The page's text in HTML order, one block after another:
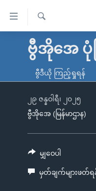
လွယ်ကူ
သည့်
မူလစာမျက်နှာ
ကမ္ဘာ့သတင်းများ
နိုင်ငံတကာ
အမေရိကန်
တရုတ်
အစ္စရေး-ပါလက်စတိုင်း
သတင်းလွတ်လပ်ခွင့်
ရပ်ဝန်းတခု လမ်းတခု အ
အင်္ဂလိပ်စာလေ့လာမယ်
အမေရိကန်သုံးအီဒီယံ
အပတ်စဉ်ကဏ္ဍများ
ရှာဖွေ
ရ
ဗွီအိုအေ ပုံ
ဗွီဒီယို ကြည့်ရှုရန်
၂၉ ဇန္နဝါရီ၊ ၂၀၂၅
ဗွီအိုအေ (မြန်မာဌာန)
မျှဝေပါ
မှတ်ချက်များဖတ်ရ